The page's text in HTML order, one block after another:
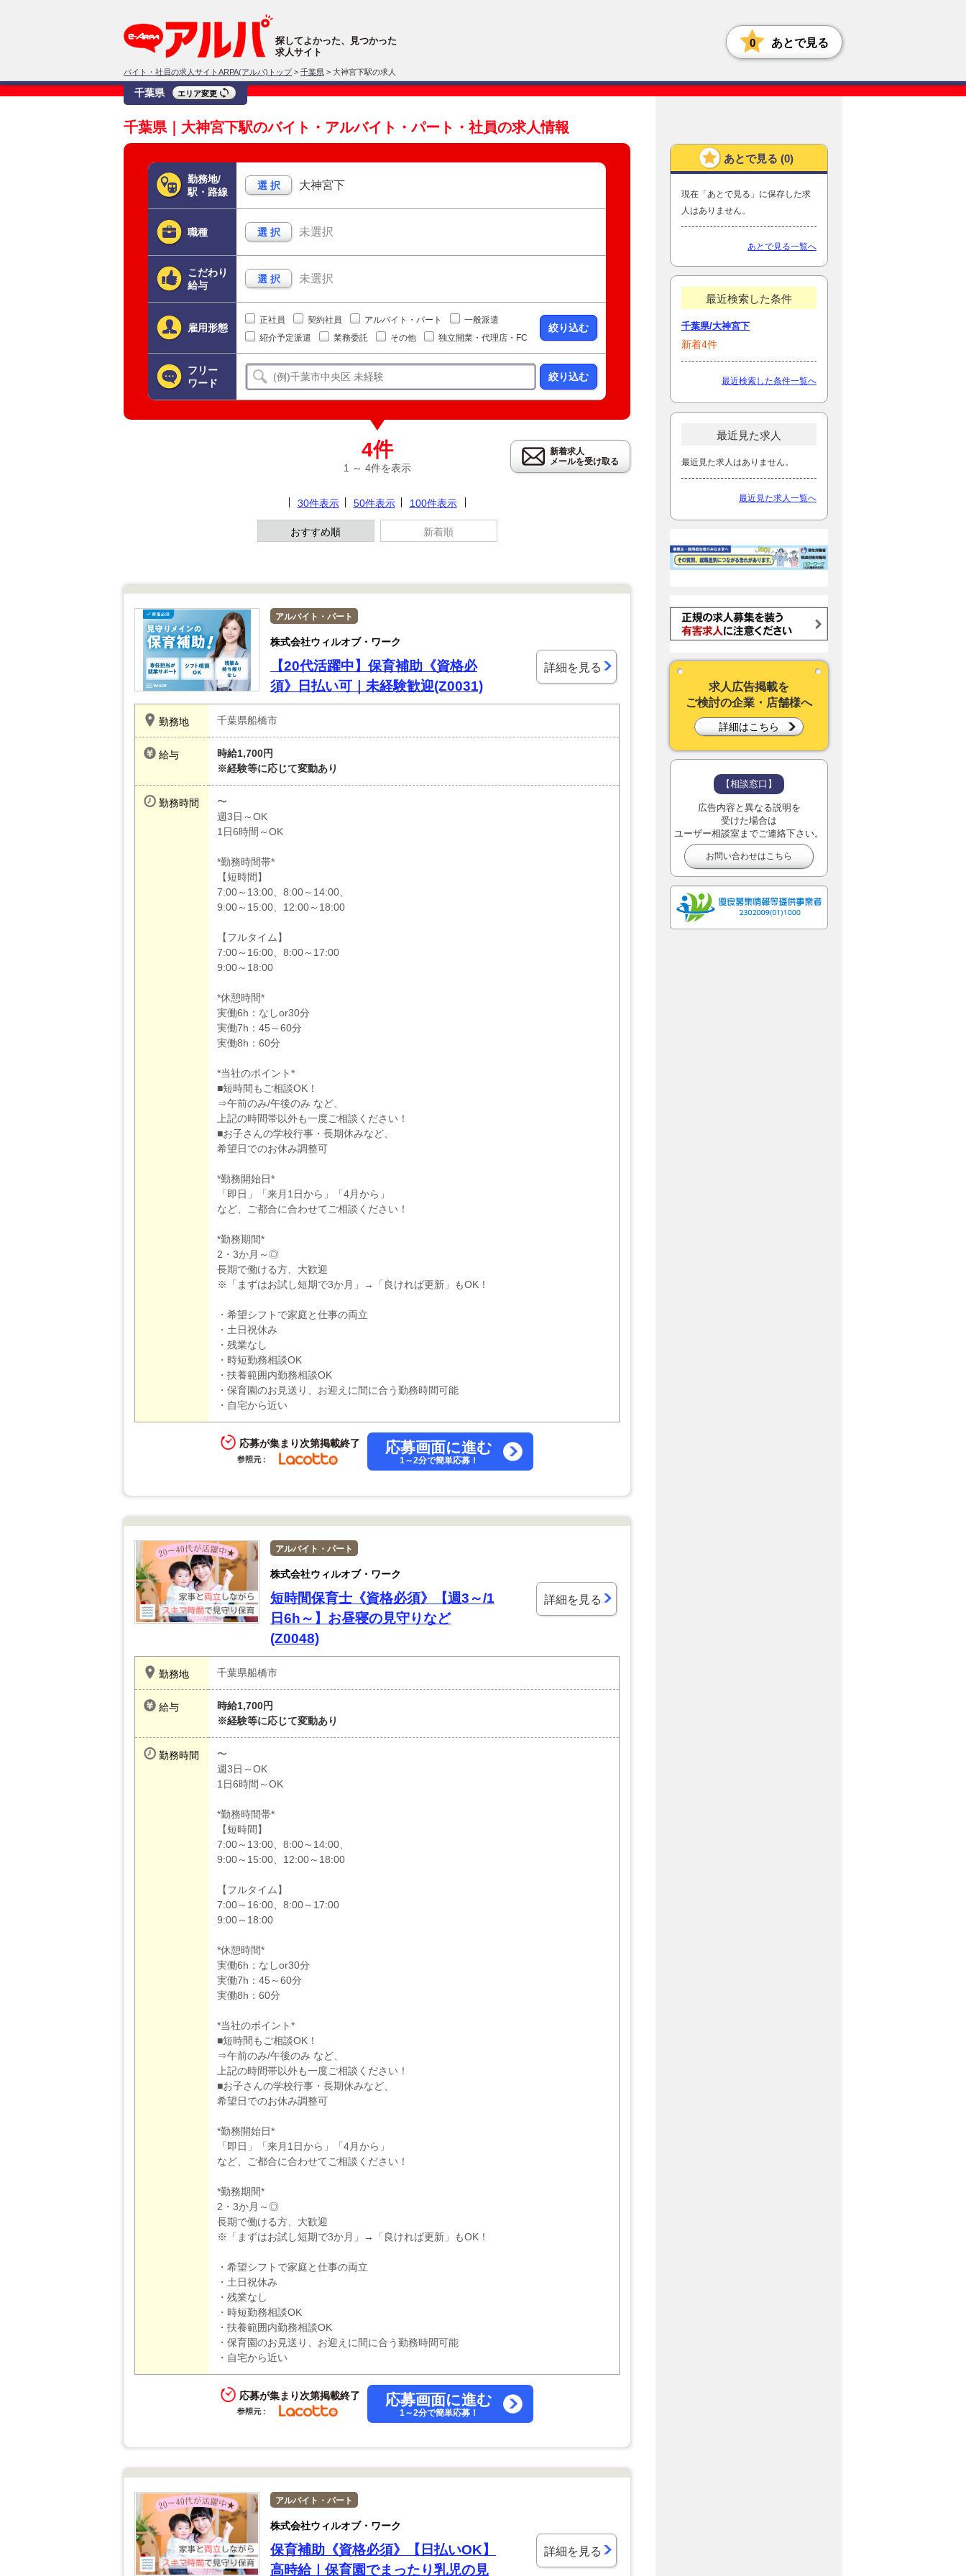
探してよかった、見つかった
求人サイト
バイト・社員の求人サイトARPA(アルパ)トップ > 千葉県 > 大神宮下駅の求人
0 あとで見る
千葉県 エリア変更
千葉県｜大神宮下駅のバイト・アルバイト・パート・社員の求人情報
勤務地/
駅・路線
選 択 大神宮下
職種 選 択 未選択
こだわり
給与
選 択 未選択
雇用形態
正社員 契約社員 アルバイト・パート
一般派遣
紹介予定派遣
業務委託 その他 独立開業・代理店・FC
絞り込む
フリー
ワード
絞り込む
4件
1 ～ 4件を表示
30件表示 50件表示 100件表示
おすすめ順 新着順
新着求人
メールを受け取る
アルバイト・パート
株式会社ウィルオブ・ワーク
【20代活躍中】保育補助《資格必
須》日払い可｜未経験歓迎(Z0031)
勤務地 千葉県船橋市
給与
時給1,700円
※経験等に応じて変動あり
勤務時間
〜
週3日～OK
1日6時間～OK
*勤務時間帯*
【短時間】
7:00～13:00、8:00～14:00、
9:00～15:00、12:00～18:00
【フルタイム】
7:00～16:00、8:00～17:00
9:00～18:00
*休憩時間*
実働6h：なしor30分
実働7h：45～60分
実働8h：60分
*当社のポイント*
■短時間もご相談OK！
⇒午前のみ/午後のみ など、
上記の時間帯以外も一度ご相談ください！
■お子さんの学校行事・長期休みなど、
希望日でのお休み調整可
*勤務開始日*
「即日」「来月1日から」「4月から」
など、ご都合に合わせてご相談ください！
*勤務期間*
2・3か月～◎
長期で働ける方、大歓迎
※「まずはお試し短期で3か月」→「良ければ更新」もOK！
・希望シフトで家庭と仕事の両立
・土日祝休み
・残業なし
・時短勤務相談OK
・扶養範囲内勤務相談OK
・保育園のお見送り、お迎えに間に合う勤務時間可能
・自宅から近い
応募が集まり次第掲載終了 応募画面に進む
1～2分で簡単応募！
詳細を見る
アルバイト・パート
株式会社ウィルオブ・ワーク
短時間保育士《資格必須》【週3～/1
日6h～】お昼寝の見守りなど
(Z0048)
勤務地 千葉県船橋市
給与
時給1,700円
※経験等に応じて変動あり
勤務時間
〜
週3日～OK
1日6時間～OK
*勤務時間帯*
【短時間】
7:00～13:00、8:00～14:00、
9:00～15:00、12:00～18:00
【フルタイム】
7:00～16:00、8:00～17:00
9:00～18:00
*休憩時間*
実働6h：なしor30分
実働7h：45～60分
実働8h：60分
*当社のポイント*
■短時間もご相談OK！
⇒午前のみ/午後のみ など、
上記の時間帯以外も一度ご相談ください！
■お子さんの学校行事・長期休みなど、
希望日でのお休み調整可
*勤務開始日*
「即日」「来月1日から」「4月から」
など、ご都合に合わせてご相談ください！
*勤務期間*
2・3か月～◎
長期で働ける方、大歓迎
※「まずはお試し短期で3か月」→「良ければ更新」もOK！
・希望シフトで家庭と仕事の両立
・土日祝休み
・残業なし
・時短勤務相談OK
・扶養範囲内勤務相談OK
・保育園のお見送り、お迎えに間に合う勤務時間可能
・自宅から近い
応募が集まり次第掲載終了 応募画面に進む
1～2分で簡単応募！
詳細を見る
アルバイト・パート
株式会社ウィルオブ・ワーク
保育補助《資格必須》【日払いOK】
高時給｜保育園でまったり乳児の見
詳細を見る
あとで見る (0)
現在「あとで見る」に保存した求
人はありません。
あとで見る一覧へ
最近検索した条件
千葉県/大神宮下
新着4件
最近検索した条件一覧へ
最近見た求人
最近見た求人はありません。
最近見た求人一覧へ
求人広告掲載を
ご検討の企業・店舗様へ
詳細はこちら
【相談窓口】
広告内容と異なる説明を
受けた場合は
ユーザー相談室までご連絡下さい。
お問い合わせはこちら